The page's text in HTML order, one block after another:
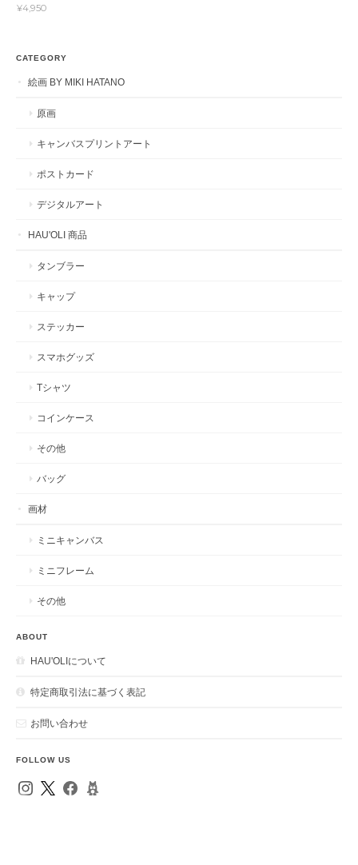
¥4,950
CATEGORY
絵画 BY MIKI HATANO
原画
キャンバスプリントアート
ポストカード
デジタルアート
HAU'OLI 商品
タンブラー
キャップ
ステッカー
スマホグッズ
Tシャツ
コインケース
その他
バッグ
画材
ミニキャンバス
ミニフレーム
その他
ABOUT
HAU'OLIについて
特定商取引法に基づく表記
お問い合わせ
FOLLOW US